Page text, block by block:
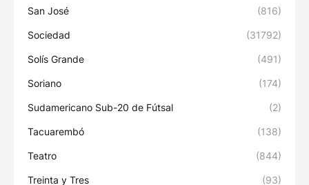
San José (816)
Sociedad (31792)
Solís Grande (491)
Soriano (174)
Sudamericano Sub-20 de Fútsal (2)
Tacuarembó (138)
Teatro (844)
Treinta y Tres (93)